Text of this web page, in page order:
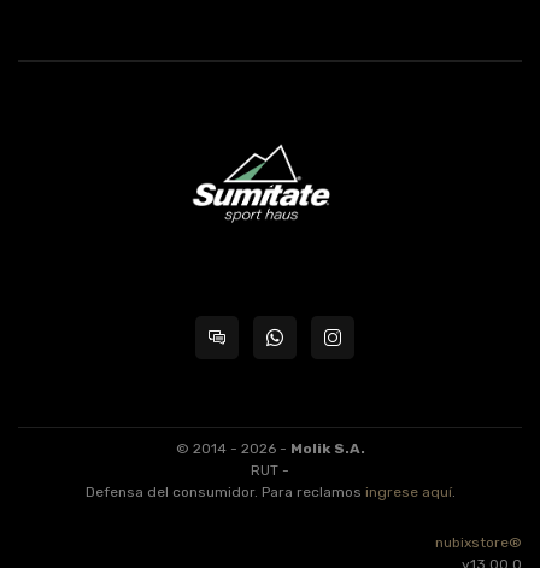
© 2014 - 2026 - Molik S.A.
RUT -
Defensa del consumidor. Para reclamos ingrese aquí.
nubixstore®
v13.00.0